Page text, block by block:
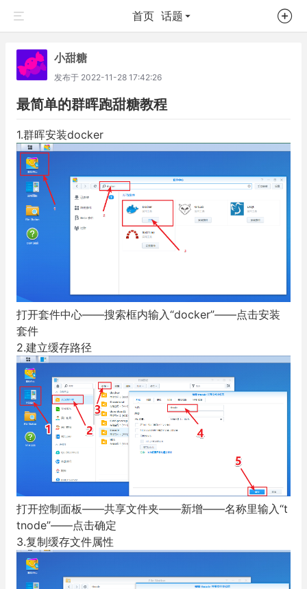
首页 话题
小甜糖
发布于 2022-11-28 17:42:26
最简单的群晖跑甜糖教程
1.群晖安装docker
打开套件中心——搜索框内输入“docker”——点击安装
套件
2.建立缓存路径
打开控制面板——共享文件夹——新增——名称里输入“t
tnode”——点击确定
3.复制缓存文件属性